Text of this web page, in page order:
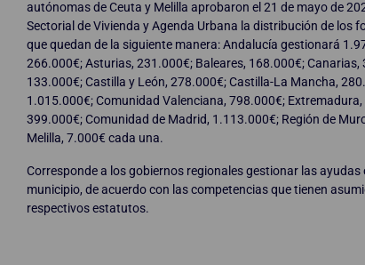
autónomas de Ceuta y Melilla aprobaron el 21 de mayo de
Sectorial de Vivienda y Agenda Urbana la distribución de los
que quedan de la siguiente manera: Andalucía gestionará
266.000€; Asturias, 231.000€; Baleares, 168.000€; Canarias,
133.000€; Castilla y León, 278.000€; Castilla-La Mancha,
1.015.000€; Comunidad Valenciana, 798.000€;
399.000€; Comunidad de Madrid, 1.113.000€; Región de
Melilla, 7.000€ cada una.
Corresponde a los gobiernos regionales gestionar las ayudas
municipio, de acuerdo con las competencias que tienen
respectivos estatutos.